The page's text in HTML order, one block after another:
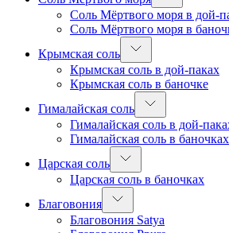
Соль Мёртвого моря в дой-
Соль Мёртвого моря в
Крымская соль
Крымская соль в дой-паках
Крымская соль в баночке
Гималайская соль
Гималайская соль в дой-
Гималайская соль в баночках
Царская соль
Царская соль в баночках
Благовония
Благовония Satya